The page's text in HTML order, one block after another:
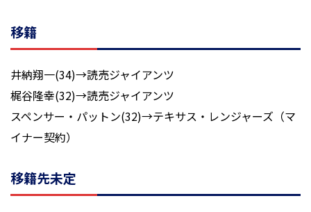
移籍
井納翔一(34)→読売ジャイアンツ
梶谷隆幸(32)→読売ジャイアンツ
スペンサー・パットン(32)→テキサス・レンジャーズ（マ
イナー契約）
移籍先未定